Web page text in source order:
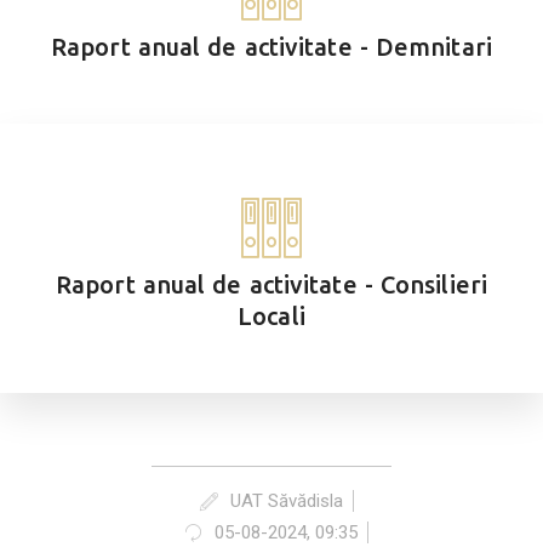
Raport anual de activitate - Demnitari
Raport anual de activitate - Consilieri
Locali
UAT Săvădisla
05-08-2024, 09:35